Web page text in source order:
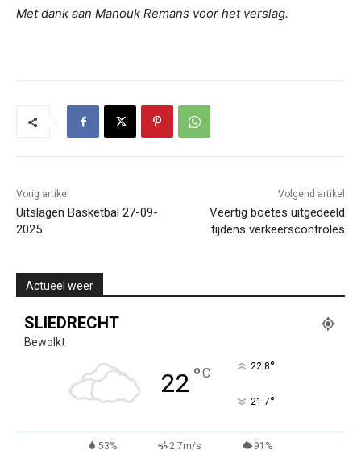
Met dank aan Manouk Remans voor het verslag.
Vorig artikel
Uitslagen Basketbal 27-09-
2025
Volgend artikel
Veertig boetes uitgedeeld
tijdens verkeerscontroles
Actueel weer
SLIEDRECHT
Bewolkt
22 °C 22.8°
21.7°
53% 2.7m/s 91%